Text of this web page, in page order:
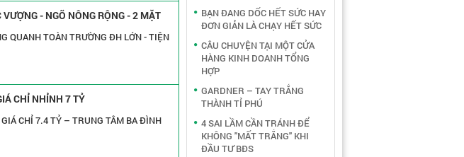
- NGÕ NÔNG RỘNG - 2 MẶT
QUANH TOÀN TRƯỜNG ĐH LỚN - TIỆN
CHỈ NHỈNH 7 TỶ
CHỈ 7.4 TỶ – TRUNG TÂM BA ĐÌNH
BẠN ĐANG DỐC HẾT SỨC HAY
ĐƠN GIẢN LÀ CHẠY HẾT SỨC
CÂU CHUYỆN TẠI MỘT CỬA
HÀNG KINH DOANH TỔNG
HỢP
GARDNER – TAY TRẮNG
THÀNH TỈ PHÚ
4 SAI LẦM CẦN TRÁNH ĐỂ
KHÔNG "MẤT TRẮNG" KHI
ĐẦU TƯ BĐS